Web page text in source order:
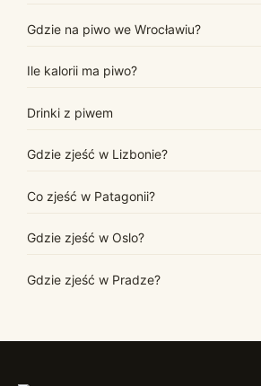
Gdzie na piwo we Wrocławiu?
Ile kalorii ma piwo?
Drinki z piwem
Gdzie zjeść w Lizbonie?
Co zjeść w Patagonii?
Gdzie zjeść w Oslo?
Gdzie zjeść w Pradze?